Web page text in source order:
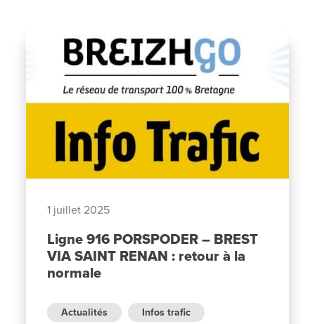
1 juillet 2025
Ligne 916 PORSPODER – BREST
VIA SAINT RENAN : retour à la
normale
Actualités Infos trafic